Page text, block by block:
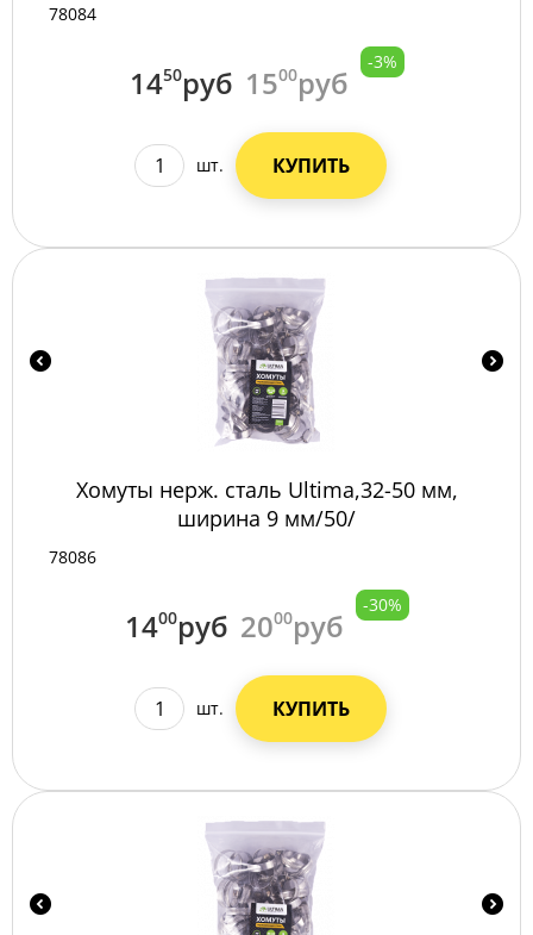
78084
1450руб 1500руб
-3%
шт. КУПИТЬ
Хомуты нерж. сталь Ultima,32-50 мм,
ширина 9 мм/50/
78086
1400руб 2000руб
-30%
шт. КУПИТЬ